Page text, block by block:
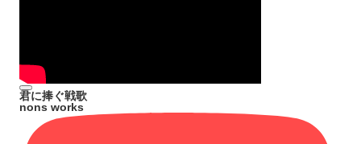
君に捧ぐ戦歌
nons works